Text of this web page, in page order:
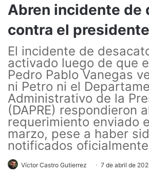
Abren incidente de
contra el presidente
El incidente de
activado luego de que
Pedro Pablo Vanegas
ni Petro ni el
Administrativo de la
(DAPRE) respondieron
requerimiento enviado
marzo, pese a haber
notificados
Víctor Castro Gutierrez 7 de abril de